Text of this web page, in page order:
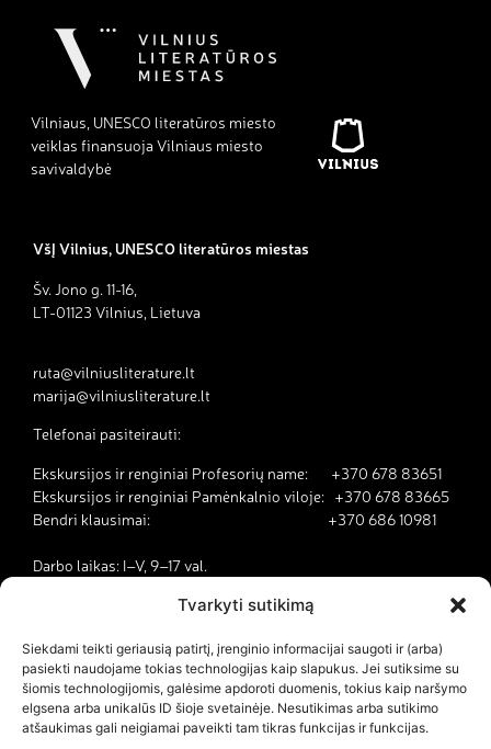
Tvarkyti sutikimą
Siekdami teikti geriausią patirtį, įrenginio informacijai saugoti ir (arba)
pasiekti naudojame tokias technologijas kaip slapukus. Jei sutiksime su
šiomis technologijomis, galėsime apdoroti duomenis, tokius kaip naršymo
elgsena arba unikalūs ID šioje svetainėje. Nesutikimas arba sutikimo
atšaukimas gali neigiamai paveikti tam tikras funkcijas ir funkcijas.
Vilniaus, UNESCO literatūros miesto
veiklas finansuoja Vilniaus miesto
savivaldybė
VšĮ Vilnius, UNESCO literatūros miestas
Šv. Jono g. 11-16,
LT-01123 Vilnius, Lietuva
ruta@vilniusliterature.lt
marija@vilniusliterature.lt
Telefonai pasiteirauti:
Ekskursijos ir renginiai Profesorių name: +370 678 83651
Ekskursijos ir renginiai Pamėnkalnio viloje: +370 678 83665
Bendri klausimai: +370 686 10981
Darbo laikas: I–V, 9–17 val.
Kodėl Vilnius yra literatūros miestas?
Kontaktai
Dokumentai
Savanorystė ir karjera